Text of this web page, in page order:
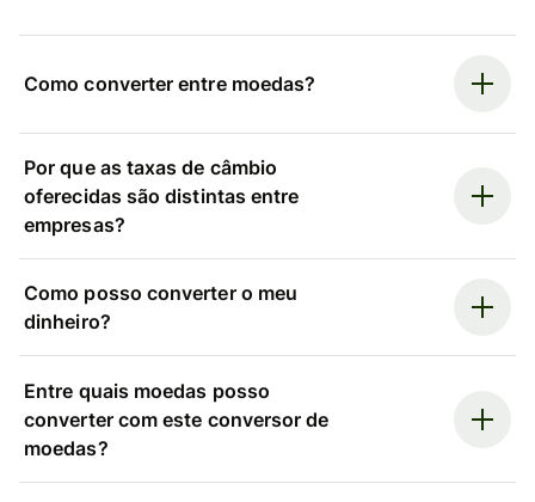
Como converter entre moedas?
Por que as taxas de câmbio
oferecidas são distintas entre
empresas?
Como posso converter o meu
dinheiro?
Entre quais moedas posso
converter com este conversor de
moedas?